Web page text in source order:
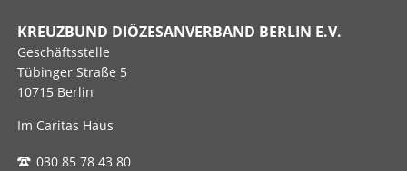
KREUZBUND DIÖZESANVERBAND BERLIN E.V.
Geschäftsstelle
Tübinger Straße 5
10715 Berlin
Im Caritas Haus
030 85 78 43 80